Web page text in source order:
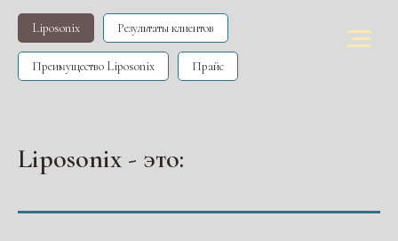
Liposonix Результаты клиентов
Преимущество Liposonix Прайс
Liposonix - это: